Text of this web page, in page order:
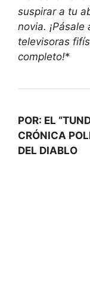
suspirar a tu
novia.
televisoras
completo!*
POR: EL
CRÓNICA
DEL DIABLO